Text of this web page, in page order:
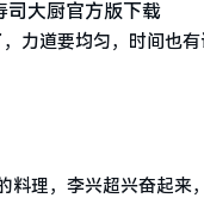
力道要均匀，时间也
理，李兴超兴奋起来